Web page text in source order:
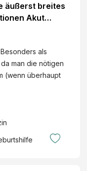
äußerst breites
Akut
als
man die nötigen
(wenn überhaupt